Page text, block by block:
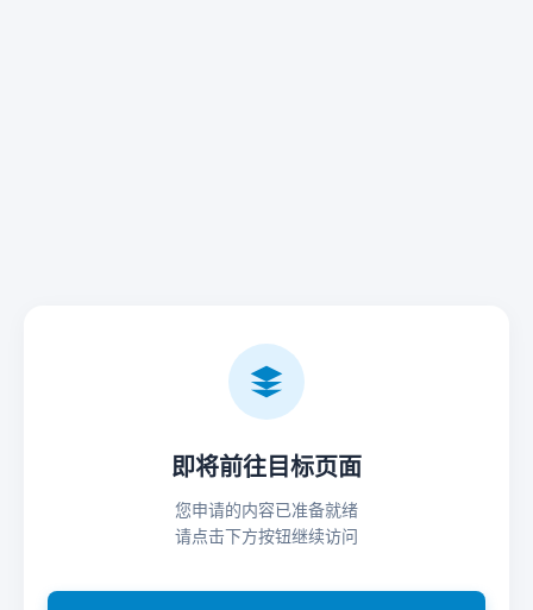
即将前往目标页面
您申请的内容已准备就绪
请点击下方按钮继续访问